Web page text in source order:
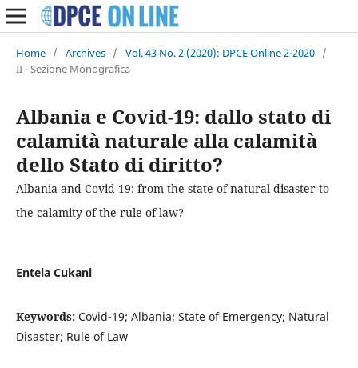
Home / Archives / Vol. 43 No. 2 (2020): DPCE Online 2-2020 /
II - Sezione Monografica
Albania e Covid-19: dallo stato di
calamità naturale alla calamità
dello Stato di diritto?
Albania and Covid-19: from the state of natural disaster to
the calamity of the rule of law?
Entela Cukani
Keywords: Covid-19; Albania; State of Emergency; Natural
Disaster; Rule of Law